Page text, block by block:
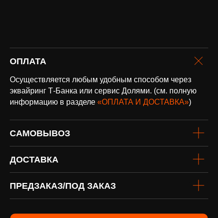
ОПЛАТА
Осуществляется любым удобным способом через
эквайринг Т-Банка или сервис Долями. (см. полную
информацию в разделе «ОПЛАТА И ДОСТАВКА»)
САМОВЫВОЗ
ДОСТАВКА
ПРЕДЗАКАЗ/ПОД ЗАКАЗ
винил
оплата и
доставка
Подробнее
СНГ